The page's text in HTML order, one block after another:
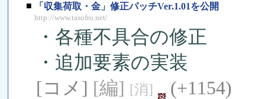
■ 「収集荷取・金」修正パッチVer.1.01を公開
http://www.tasofro.net/
・各種不具合の修正
・追加要素の実装
[コメ] [編] [消] (+1154)